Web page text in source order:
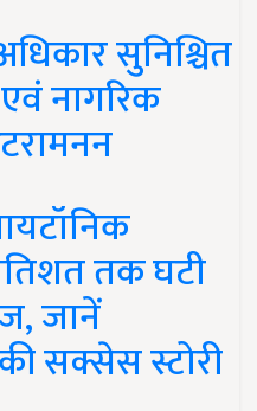
सुनिश्चित
नागरिक
तक घटी
जानें
सक्सेस स्टोरी